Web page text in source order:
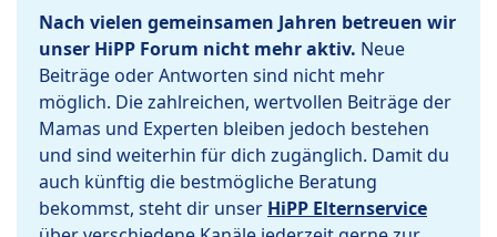
Nach vielen gemeinsamen Jahren betreuen wir
unser HiPP Forum nicht mehr aktiv. Neue
Beiträge oder Antworten sind nicht mehr
möglich. Die zahlreichen, wertvollen Beiträge der
Mamas und Experten bleiben jedoch bestehen
und sind weiterhin für dich zugänglich. Damit du
auch künftig die bestmögliche Beratung
bekommst, steht dir unser HiPP Elternservice